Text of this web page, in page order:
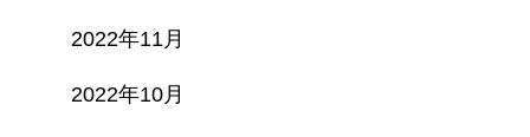
2022年11月
2022年10月